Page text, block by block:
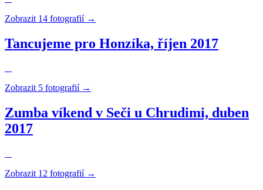
Zobrazit 14 fotografií →
Tancujeme pro Honzíka, říjen 2017
Zobrazit 5 fotografií →
Zumba víkend v Seči u Chrudimi, duben
2017
Zobrazit 12 fotografií →